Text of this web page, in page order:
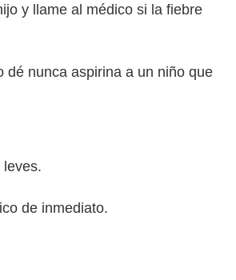
y llame al médico si la fiebre
dé nunca aspirina a un niño que
de inmediato.